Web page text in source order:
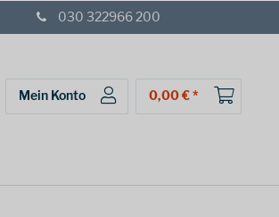
030 322966 200
Mein Konto 0,00 € *